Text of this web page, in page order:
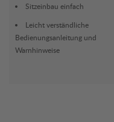
Sitzeinbau einfach
Leicht verständliche
Bedienungsanleitung und
Warnhinweise